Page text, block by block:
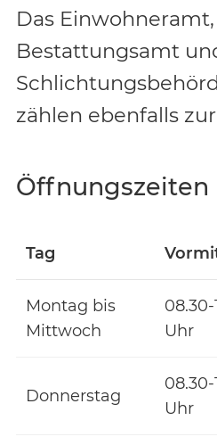
Das
Bestattungsamt
zählen ebenfalls
Öffnungszeiten
Tag
Montag bis
Mittwoch
08.30-
Uhr
Donnerstag
08.30-
Uhr